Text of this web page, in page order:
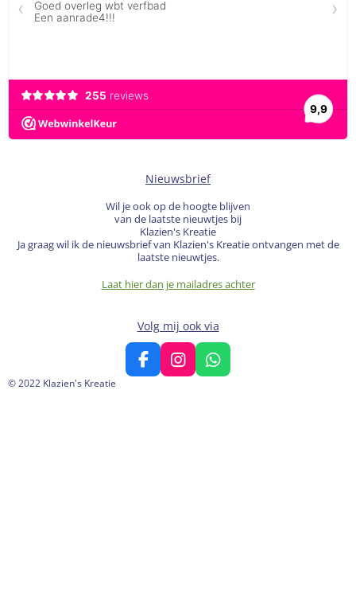
Nieuwsbrief
Wil je ook op de hoogte blijven
van de laatste nieuwtjes bij
Klazien's Kreatie
Ja graag wil ik de nieuwsbrief van Klazien's Kreatie ontvangen met de
laatste nieuwtjes.
Laat hier dan je mailadres achter
Volg mij ook via
F
a
I
n
W
h
© 2022 Klazien's Kreatie